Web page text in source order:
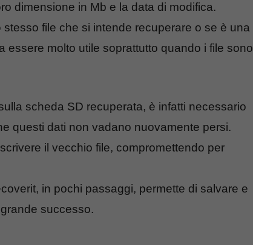
dimensione in Mb e la data di modifica.
file che si intende recuperare o se è una
molto utile soprattutto quando i file sono
scheda SD recuperata, è infatti necessario
questi dati non vadano nuovamente persi.
il vecchio file, compromettendo per
in pochi passaggi, permette di salvare e
successo.